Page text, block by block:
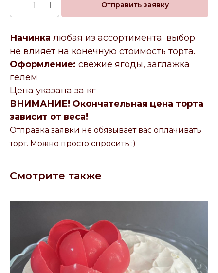
Отправить заявку
Начинка любая из ассортимента, выбор
не влияет на конечную стоимость торта.
Оформление: свежие ягоды, заглажка
гелем
Цена указана за кг
ВНИМАНИЕ! Окончательная цена торта
зависит от веса!
Отправка заявки не обязывает вас оплачивать
торт. Можно просто спросить :)
Смотрите также